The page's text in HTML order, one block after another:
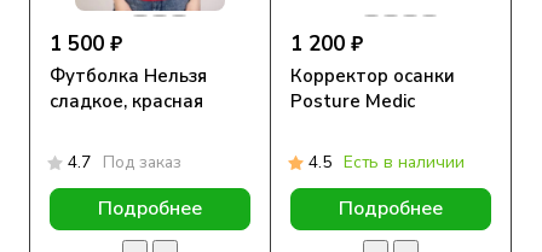
1 500 ₽
Футболка Нельзя
сладкое, красная
4.7 Под заказ
Подробнее
1 200 ₽
Корректор осанки
Posture Medic
4.5 Есть в наличии
Подробнее